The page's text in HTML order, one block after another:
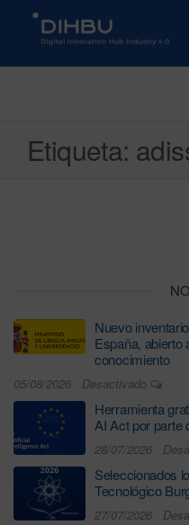
DIGITAL
Etiqueta:
Nuevo
España, abierto
conocimiento
05/08/2026 Desactivado
Herramienta
AI Act por parte
28/07/2026
Seleccionados
Tecnológico
27/07/2026